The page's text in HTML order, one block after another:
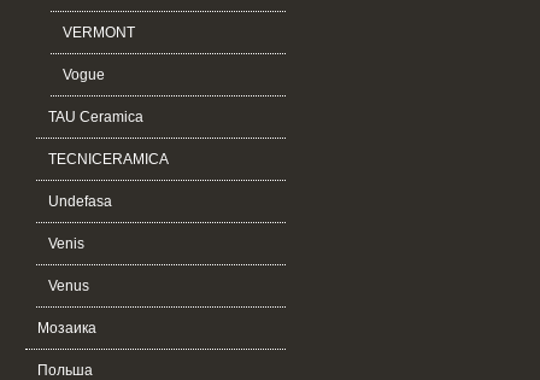
VERMONT
Vogue
TAU Ceramica
TECNICERAMICA
Undefasa
Venis
Venus
Мозаика
Польша